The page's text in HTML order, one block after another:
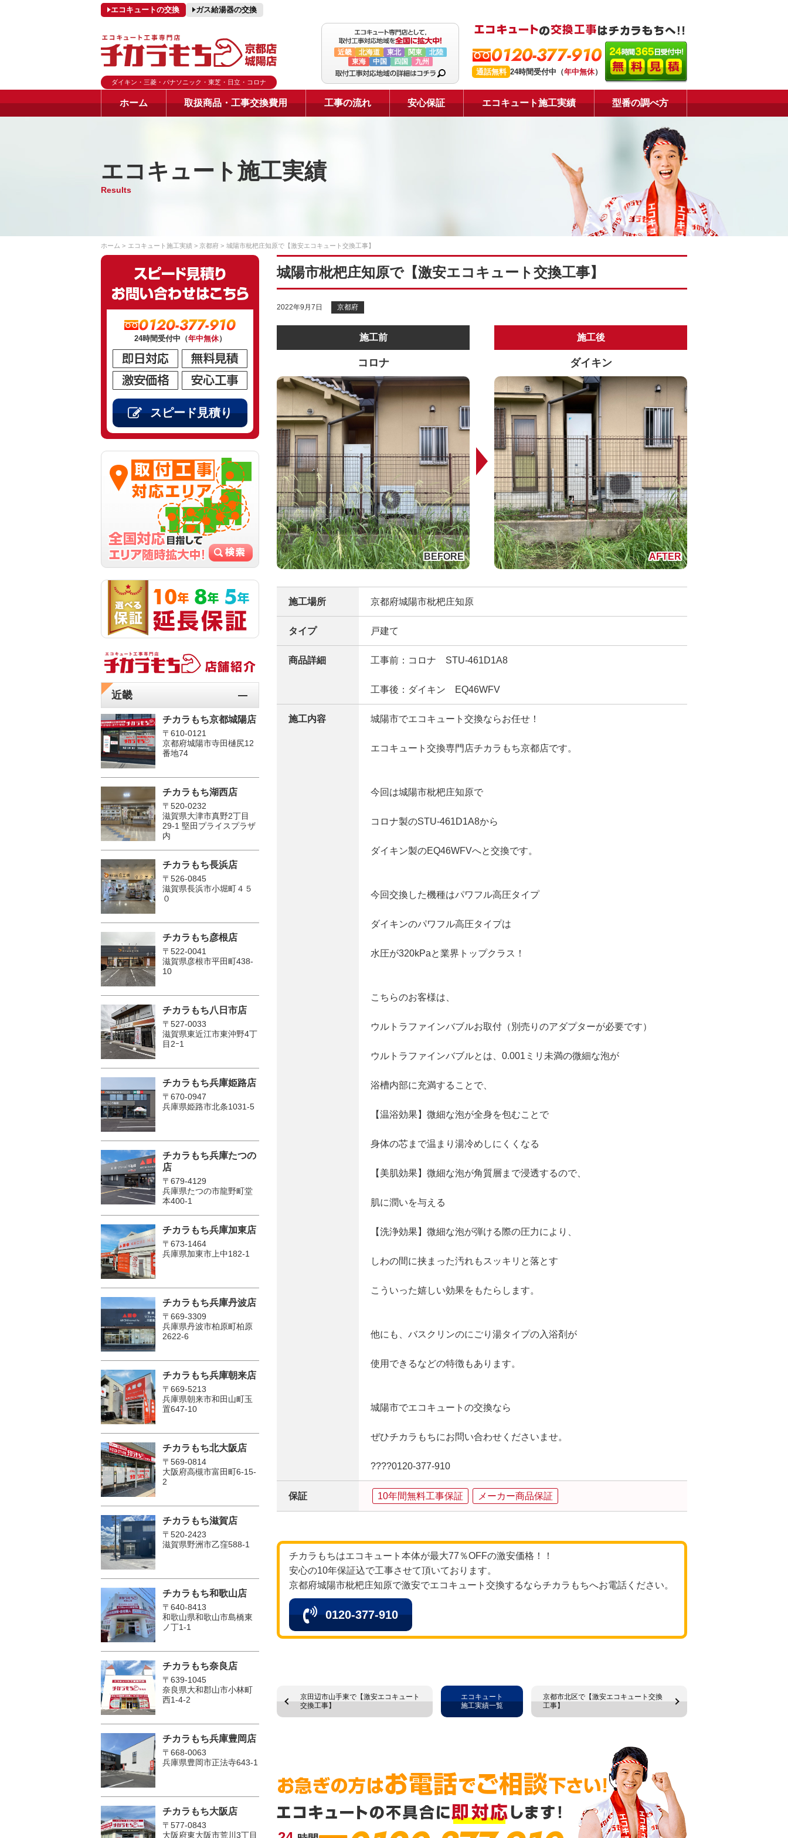
エコキュートの交換 ガス給湯器の交換
ダイキン・三菱・パナソニック・東芝・日立・コロナ
近畿 北海道 東北 関東
北陸
東海
中国 四国 九州 0120-377-910
通話無料 24時間受付中（年中無休）
ホーム 取扱商品・工事交換費用 工事の流れ 安心保証 エコキュート施工実績 型番の調べ方
エコキュート施工実績
Results
ホーム エコキュート施工実績 京都府 城陽市枇杷庄知原で【激安エコキュート交換工事】
城陽市枇杷庄知原で【激安エコキュート交換工事】
2022年9月7日 京都府
施工前
コロナ
施工後
ダイキン
施工場所 京都府城陽市枇杷庄知原
タイプ 戸建て
商品詳細 工事前：コロナ STU-461D1A8
工事後：ダイキン EQ46WFV
施工内容 城陽市でエコキュート交換ならお任せ！
エコキュート交換専門店チカラもち京都店です。
今回は城陽市枇杷庄知原で
コロナ製のSTU-461D1A8から
ダイキン製のEQ46WFVへと交換です。
今回交換した機種はパワフル高圧タイプ
ダイキンのパワフル高圧タイプは
水圧が320kPaと業界トップクラス！
こちらのお客様は、
ウルトラファインバブルお取付（別売りのアダプターが必要です）
ウルトラファインバブルとは、0.001ミリ未満の微細な泡が
浴槽内部に充満することで、
【温浴効果】微細な泡が全身を包むことで
身体の芯まで温まり湯冷めしにくくなる
【美肌効果】微細な泡が角質層まで浸透するので、
肌に潤いを与える
【洗浄効果】微細な泡が弾ける際の圧力により、
しわの間に挟まった汚れもスッキリと落とす
こういった嬉しい効果をもたらします。
他にも、バスクリンのにごり湯タイプの入浴剤が
使用できるなどの特徴もあります。
城陽市でエコキュートの交換なら
ぜひチカラもちにお問い合わせくださいませ。
????0120‐377‐910
保証 10年間無料工事保証 メーカー商品保証
チカラもちはエコキュート本体が最大77％OFFの激安価格！！
安心の10年保証込で工事させて頂いております。
京都府城陽市枇杷庄知原で激安でエコキュート交換するならチカラもちへお電話ください。
0120-377-910
京田辺市山手東で【激安エコキュート
交換工事】
京都市北区で【激安エコキュート交換
工事】
エコキュート
施工実績一覧
0120-377-910
24時間受付中（年中無休）
スピード見積り
近畿
チカラもち京都城陽店
〒610-0121
京都府城陽市寺田樋尻12
番地74
チカラもち湖西店
〒520-0232
滋賀県大津市真野2丁目
29-1 堅田プライスプラザ
内
チカラもち長浜店
〒526-0845
滋賀県長浜市小堀町４５
０
チカラもち彦根店
〒522-0041
滋賀県彦根市平田町438-
10
チカラもち八日市店
〒527-0033
滋賀県東近江市東沖野4丁
目2ｰ1
チカラもち兵庫姫路店
〒670-0947
兵庫県姫路市北条1031-5
チカラもち兵庫たつの
店
〒679-4129
兵庫県たつの市龍野町堂
本400-1
チカラもち兵庫加東店
〒673-1464
兵庫県加東市上中182-1
チカラもち兵庫丹波店
〒669-3309
兵庫県丹波市柏原町柏原
2622-6
チカラもち兵庫朝来店
〒669-5213
兵庫県朝来市和田山町玉
置647-10
チカラもち北大阪店
〒569-0814
大阪府高槻市富田町6-15-
2
チカラもち滋賀店
〒520-2423
滋賀県野洲市乙窪588-1
チカラもち和歌山店
〒640-8413
和歌山県和歌山市島橋東
ノ丁1-1
チカラもち奈良店
〒639-1045
奈良県大和郡山市小林町
西1-4-2
チカラもち兵庫豊岡店
〒668-0063
兵庫県豊岡市正法寺643-1
チカラもち大阪店
〒577-0843
大阪府東大阪市荒川3丁目